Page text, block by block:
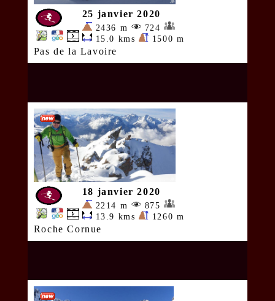
25 janvier 2020
2436 m
724
15.0 kms
1500 m
Pas de la Lavoire
18 janvier 2020
2214 m
875
13.9 kms
1260 m
Roche Cornue